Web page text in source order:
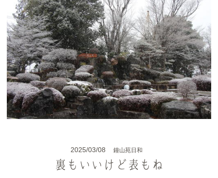
2025/03/08 鐘山苑日和
裏もいいけど表もね